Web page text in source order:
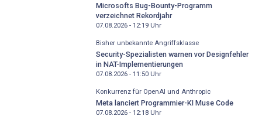
Microsofts Bug-Bounty-Programm
verzeichnet Rekordjahr
07.08.2026 - 12:19Uhr
Bisher unbekannte Angriffsklasse
Security-Spezialisten warnen vor Designfehler
in NAT-Implementierungen
07.08.2026 - 11:50Uhr
Konkurrenz für OpenAI und Anthropic
Meta lanciert Programmier-KI Muse Code
07.08.2026 - 12:18Uhr